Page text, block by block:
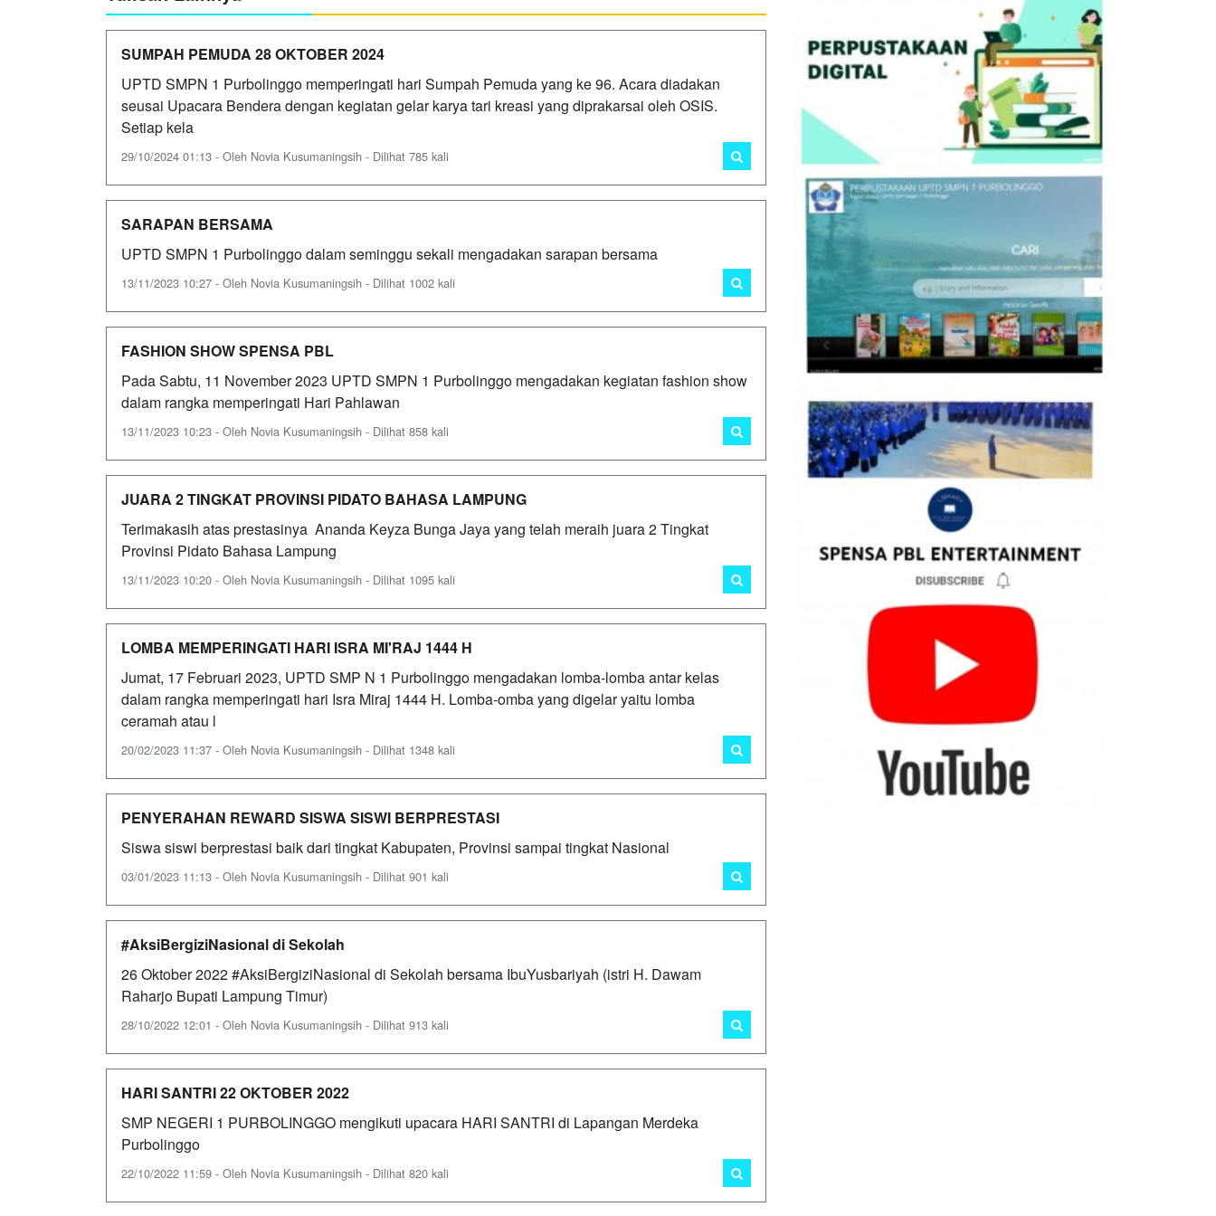
SUMPAH PEMUDA 28 OKTOBER 2024
UPTD SMPN 1 Purbolinggo memperingati hari Sumpah Pemuda yang ke 96. Acara diadakan
seusai Upacara Bendera dengan kegiatan gelar karya tari kreasi yang diprakarsai oleh OSIS.
Setiap kela
29/10/2024 01:13 - Oleh Novia Kusumaningsih - Dilihat 785 kali
SARAPAN BERSAMA
UPTD SMPN 1 Purbolinggo dalam seminggu sekali mengadakan sarapan bersama
13/11/2023 10:27 - Oleh Novia Kusumaningsih - Dilihat 1002 kali
FASHION SHOW SPENSA PBL
Pada Sabtu, 11 November 2023 UPTD SMPN 1 Purbolinggo mengadakan kegiatan fashion show
dalam rangka memperingati Hari Pahlawan
13/11/2023 10:23 - Oleh Novia Kusumaningsih - Dilihat 858 kali
JUARA 2 TINGKAT PROVINSI PIDATO BAHASA LAMPUNG
Terimakasih atas prestasinya Ananda Keyza Bunga Jaya yang telah meraih juara 2 Tingkat
Provinsi Pidato Bahasa Lampung
13/11/2023 10:20 - Oleh Novia Kusumaningsih - Dilihat 1095 kali
LOMBA MEMPERINGATI HARI ISRA MI'RAJ 1444 H
Jumat, 17 Februari 2023, UPTD SMP N 1 Purbolinggo mengadakan lomba-lomba antar kelas
dalam rangka memperingati hari Isra Miraj 1444 H. Lomba-omba yang digelar yaitu lomba
ceramah atau l
20/02/2023 11:37 - Oleh Novia Kusumaningsih - Dilihat 1348 kali
PENYERAHAN REWARD SISWA SISWI BERPRESTASI
Siswa siswi berprestasi baik dari tingkat Kabupaten, Provinsi sampai tingkat Nasional
03/01/2023 11:13 - Oleh Novia Kusumaningsih - Dilihat 901 kali
#AksiBergiziNasional di Sekolah
26 Oktober 2022 #AksiBergiziNasional di Sekolah bersama IbuYusbariyah (istri H. Dawam
Raharjo Bupati Lampung Timur)
28/10/2022 12:01 - Oleh Novia Kusumaningsih - Dilihat 913 kali
HARI SANTRI 22 OKTOBER 2022
SMP NEGERI 1 PURBOLINGGO mengikuti upacara HARI SANTRI di Lapangan Merdeka
Purbolinggo
22/10/2022 11:59 - Oleh Novia Kusumaningsih - Dilihat 820 kali